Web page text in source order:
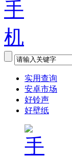
实用查询
安卓市场
好铃声
好壁纸